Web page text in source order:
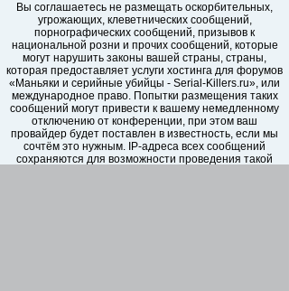
Вы соглашаетесь не размещать оскорбительных,
угрожающих, клеветнических сообщений,
порнографических сообщений, призывов к
национальной розни и прочих сообщений, которые
могут нарушить законы вашей страны, страны,
которая предоставляет услуги хостинга для форумов
«Маньяки и серийные убийцы - Serial-Killers.ru», или
международное право. Попытки размещения таких
сообщений могут привести к вашему немедленному
отключению от конференции, при этом ваш
провайдер будет поставлен в известность, если мы
сочтём это нужным. IP-адреса всех сообщений
сохраняются для возможности проведения такой